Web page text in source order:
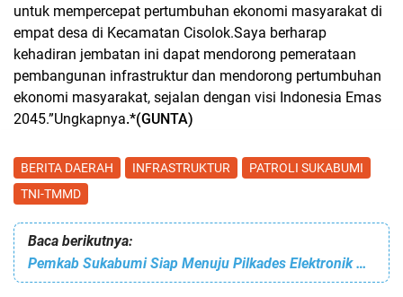
untuk mempercepat pertumbuhan ekonomi masyarakat di
empat desa di Kecamatan Cisolok.Saya berharap
kehadiran jembatan ini dapat mendorong pemerataan
pembangunan infrastruktur dan mendorong pertumbuhan
ekonomi masyarakat, sejalan dengan visi Indonesia Emas
2045.”Ungkapnya.*(GUNTA)
BERITA DAERAH INFRASTRUKTUR
PATROLI SUKABUMI
TNI-TMMD
Baca berikutnya:
Pemkab Sukabumi Siap Menuju Pilkades Elektronik Untuk Hadapi Tantangan Infrastruktur dan Literasi Digital